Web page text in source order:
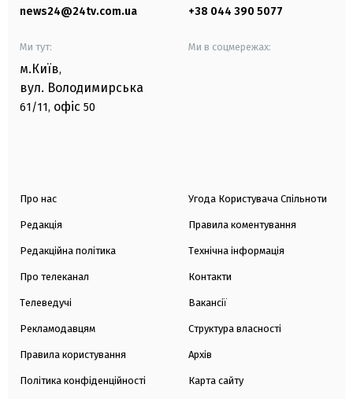
news24@24tv.com.ua +38 044 390 5077
Ми тут:
м.Київ,
вул. Володимирська
61/11, офіс 50
Ми в соцмережах:
Про нас
Редакція
Редакційна політика
Про телеканал
Телеведучі
Рекламодавцям
Правила користування
Політика конфіденційності
Угода Користувача Спільноти
Правила коментування
Технічна інформація
Контакти
Вакансії
Структура власності
Архів
Карта сайту